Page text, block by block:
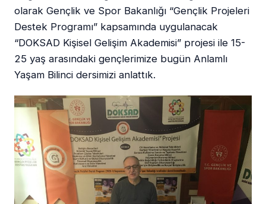
olarak Gençlik ve Spor Bakanlığı “Gençlik Projeleri
Destek Programı” kapsamında uygulanacak
“DOKSAD Kişisel Gelişim Akademisi” projesi ile 15-
25 yaş arasındaki gençlerimize bugün Anlamlı
Yaşam Bilinci dersimizi anlattık.